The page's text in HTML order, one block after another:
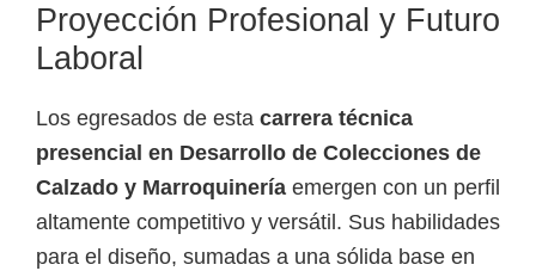
Proyección Profesional y Futuro
Laboral
Los egresados de esta carrera técnica
presencial en Desarrollo de Colecciones de
Calzado y Marroquinería emergen con un perfil
altamente competitivo y versátil. Sus habilidades
para el diseño, sumadas a una sólida base en